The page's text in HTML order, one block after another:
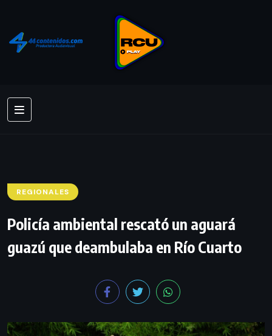
REGIONALES
Policía ambiental rescató un aguará
guazú que deambulaba en Río Cuarto